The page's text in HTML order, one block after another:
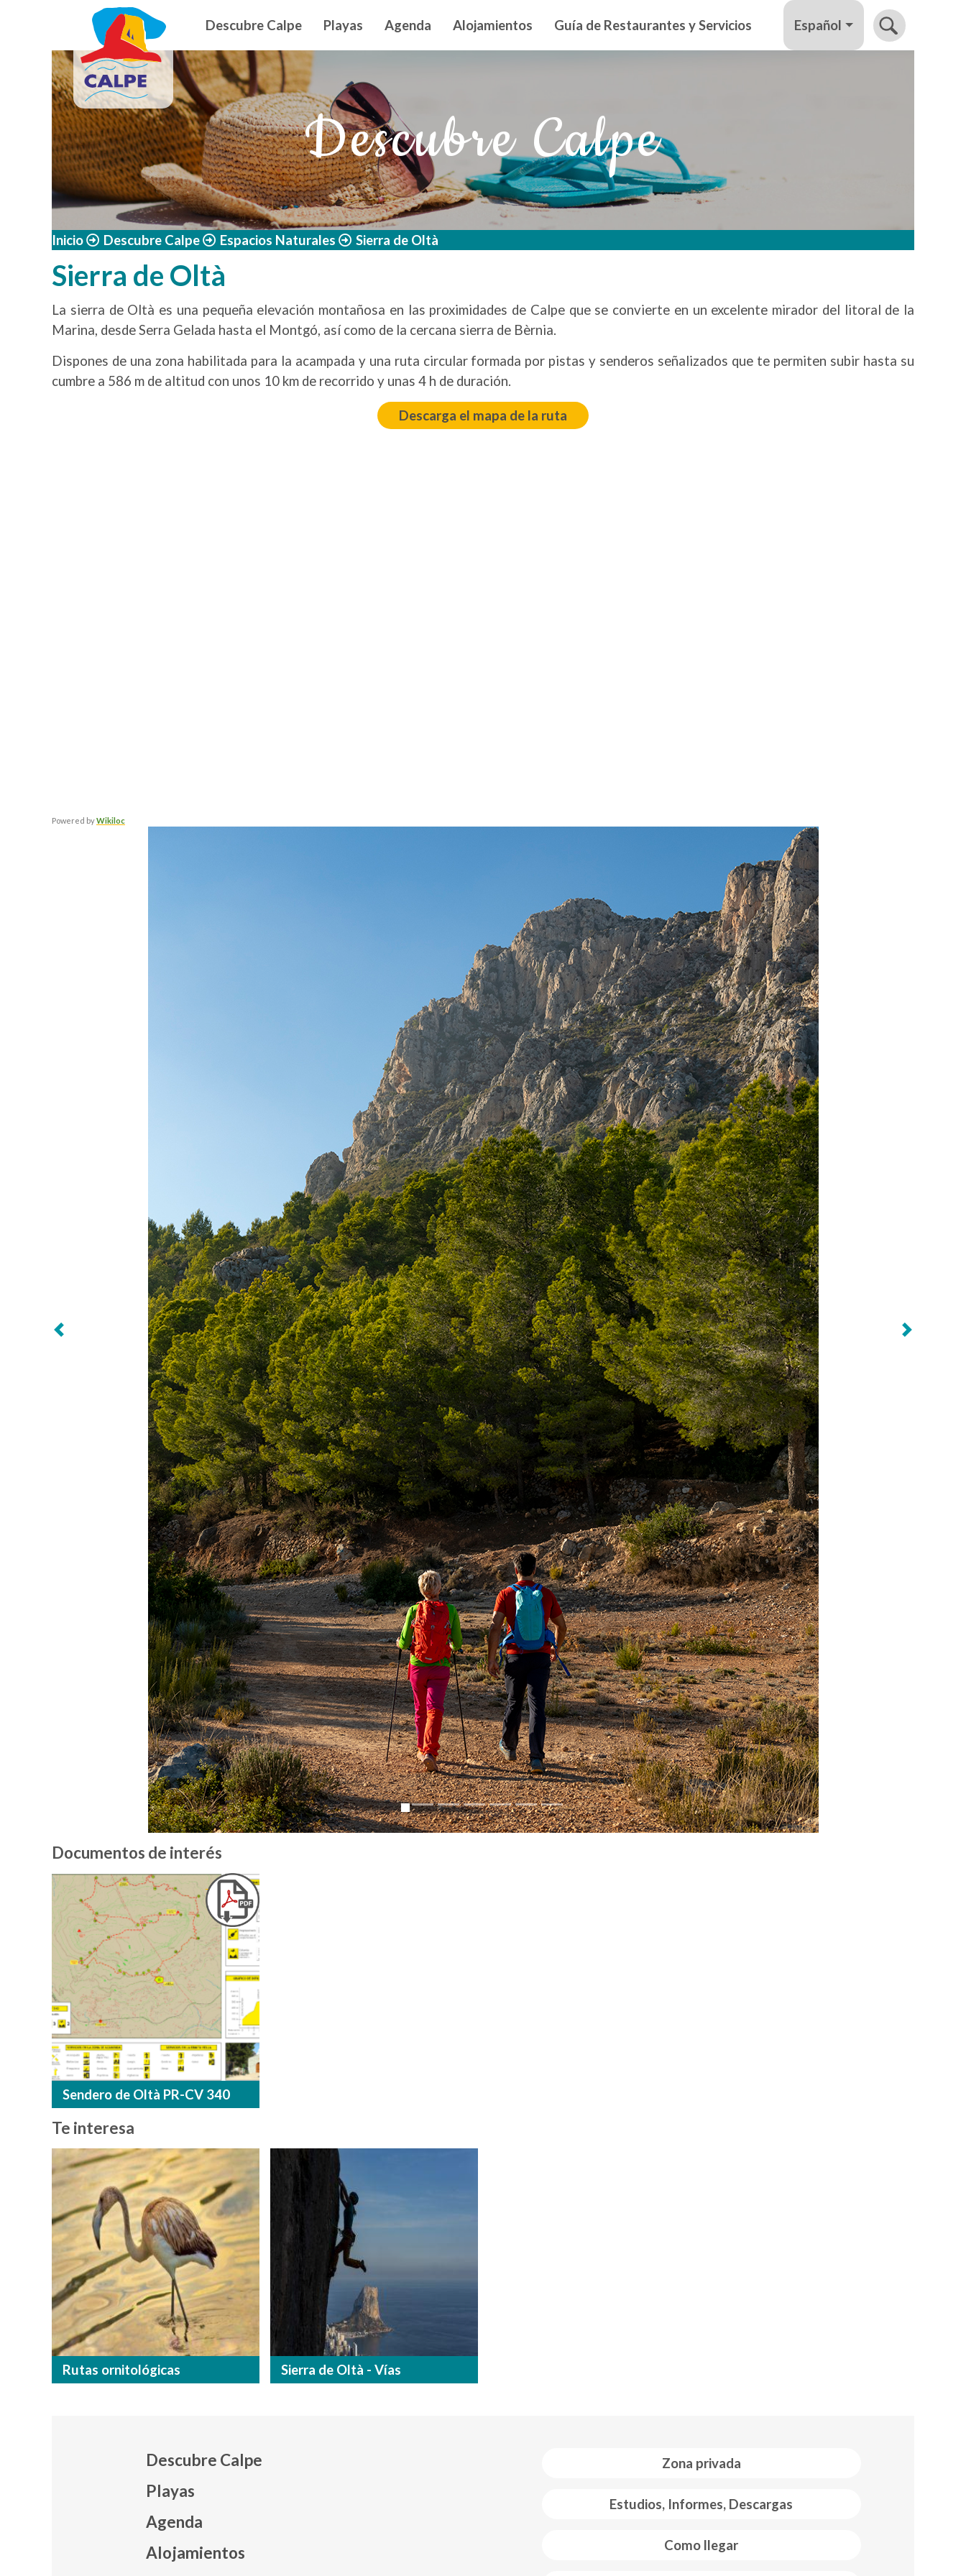
Pasar al contenido principal Navegación principal
Descubre Calpe Playas Agenda Alojamientos Guía de Restaurantes y Servicios Español
Descubre Calpe
Inicio Descubre Calpe Espacios Naturales Sierra de Oltà
Sierra de Oltà
La sierra de Oltà es una pequeña elevación montañosa en las proximidades de Calpe que se convierte en un excelente mirador del litoral de la
Marina, desde Serra Gelada hasta el Montgó, así como de la cercana sierra de Bèrnia.
Dispones de una zona habilitada para la acampada y una ruta circular formada por pistas y senderos señalizados que te permiten subir hasta su
cumbre a 586 m de altitud con unos 10 km de recorrido y unas 4 h de duración.
Descarga el mapa de la ruta
Powered byWikiloc
Siguiente
Documentos de interés
Sendero de Oltà PR-CV 340
Te interesa
Rutas ornitológicas Sierra de Oltà - Vías
Zona privada
Estudios, Informes, Descargas
Como llegar
Descubre Calpe
Playas
Agenda
Alojamientos